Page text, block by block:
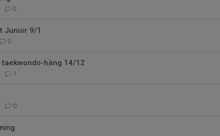
0
Junior 9/1
0
häng 14/12
1
0